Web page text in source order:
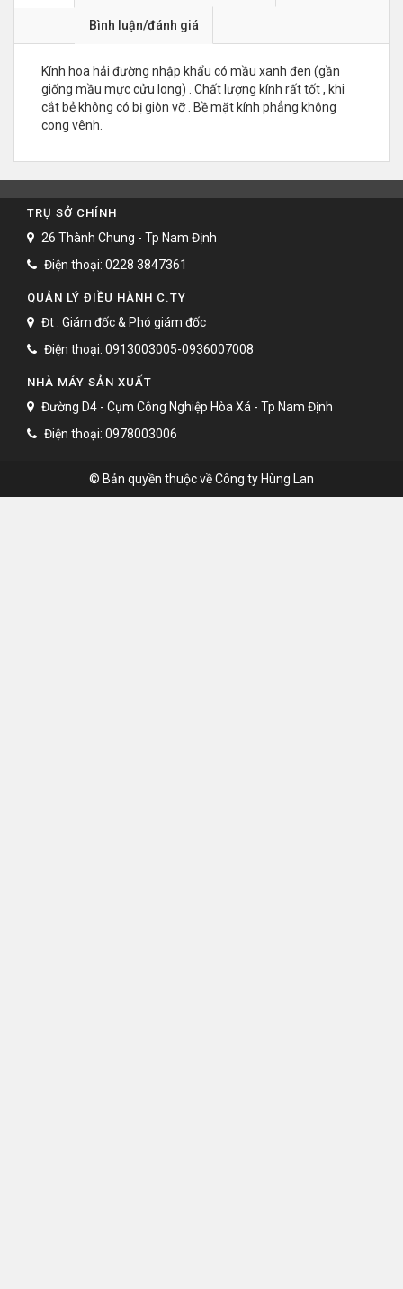
Bình luận/đánh giá
Kính hoa hải đường nhập khẩu có mầu xanh đen (gần
giống mầu mực cửu long) . Chất lượng kính rất tốt , khi
cắt bẻ không có bị giòn vỡ . Bề mặt kính phẳng không
cong vênh.
TRỤ SỞ CHÍNH
26 Thành Chung - Tp Nam Định
Điện thoại: 0228 3847361
QUẢN LÝ ĐIỀU HÀNH C.TY
Đt : Giám đốc & Phó giám đốc
Điện thoại: 0913003005-0936007008
NHÀ MÁY SẢN XUẤT
Đường D4 - Cụm Công Nghiệp Hòa Xá - Tp Nam Định
Điện thoại: 0978003006
© Bản quyền thuộc về Công ty Hùng Lan